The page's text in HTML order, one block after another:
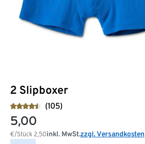
2 Slipboxer
(105)
5,00
€/Stück 2,50inkl. MwSt.zzgl. Versandkosten